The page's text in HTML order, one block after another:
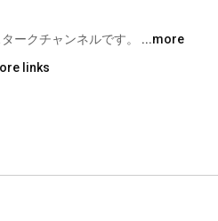
ークチャンネルです。 ...more
links